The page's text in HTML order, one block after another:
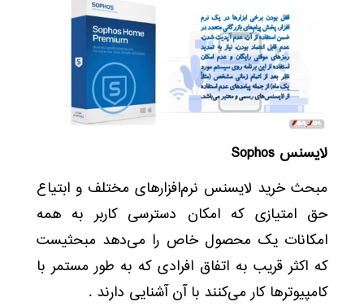
لایسنس Sophos
مبحث خرید لایسنس نرم‌افزارهای مختلف و ابتیاع
حق امتیازی که امکان دسترسی کاربر به همه
امکانات یک محصول خاص را می‌دهد مبحثیست
که اکثر قریب به اتفاق افرادی که به طور مستمر با
کامپیوترها کار می‌کنند با آن آشنایی دارند .